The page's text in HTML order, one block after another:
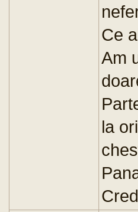
Ce
Am
la